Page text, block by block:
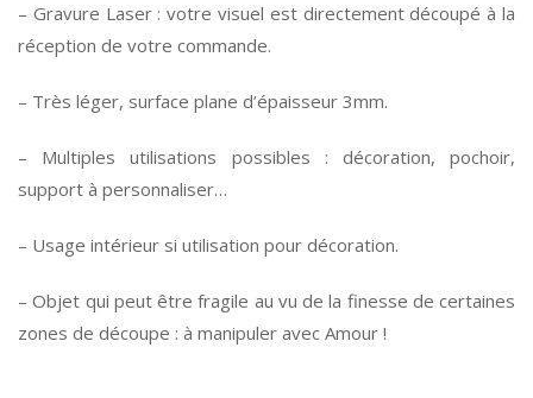
– Gravure Laser : votre visuel est directement découpé à la
réception de votre commande.
– Très léger, surface plane d’épaisseur 3mm.
– Multiples utilisations possibles : décoration, pochoir,
support à personnaliser…
– Usage intérieur si utilisation pour décoration.
– Objet qui peut être fragile au vu de la finesse de certaines
zones de découpe : à manipuler avec Amour !